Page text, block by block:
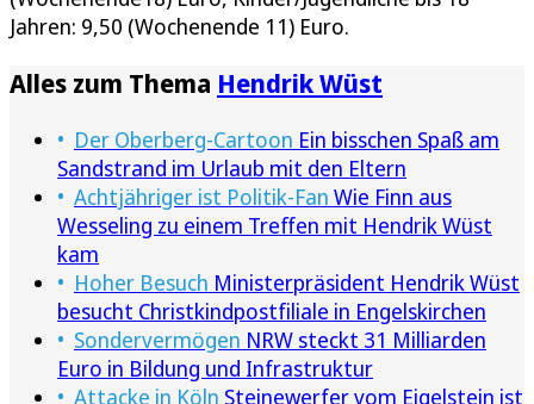
Jahren: 9,50 (Wochenende 11) Euro.
Alles zum Thema Hendrik Wüst
Der Oberberg-Cartoon Ein bisschen Spaß am
Sandstrand im Urlaub mit den Eltern
Achtjähriger ist Politik-Fan Wie Finn aus
Wesseling zu einem Treffen mit Hendrik Wüst
kam
Hoher Besuch Ministerpräsident Hendrik Wüst
besucht Christkindpostfiliale in Engelskirchen
Sondervermögen NRW steckt 31 Milliarden
Euro in Bildung und Infrastruktur
Attacke in Köln Steinewerfer vom Eigelstein ist